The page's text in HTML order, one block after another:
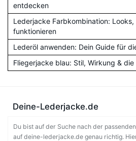
entdecken
Lederjacke Farbkombination:
funktionieren
Lederöl anwenden: Dein Guide für
Fliegerjacke blau: Stil, Wirkung &
Deine-Lederjacke.de
Du bist auf der Suche nach der
auf deine-lederjacke.de genau richtig.